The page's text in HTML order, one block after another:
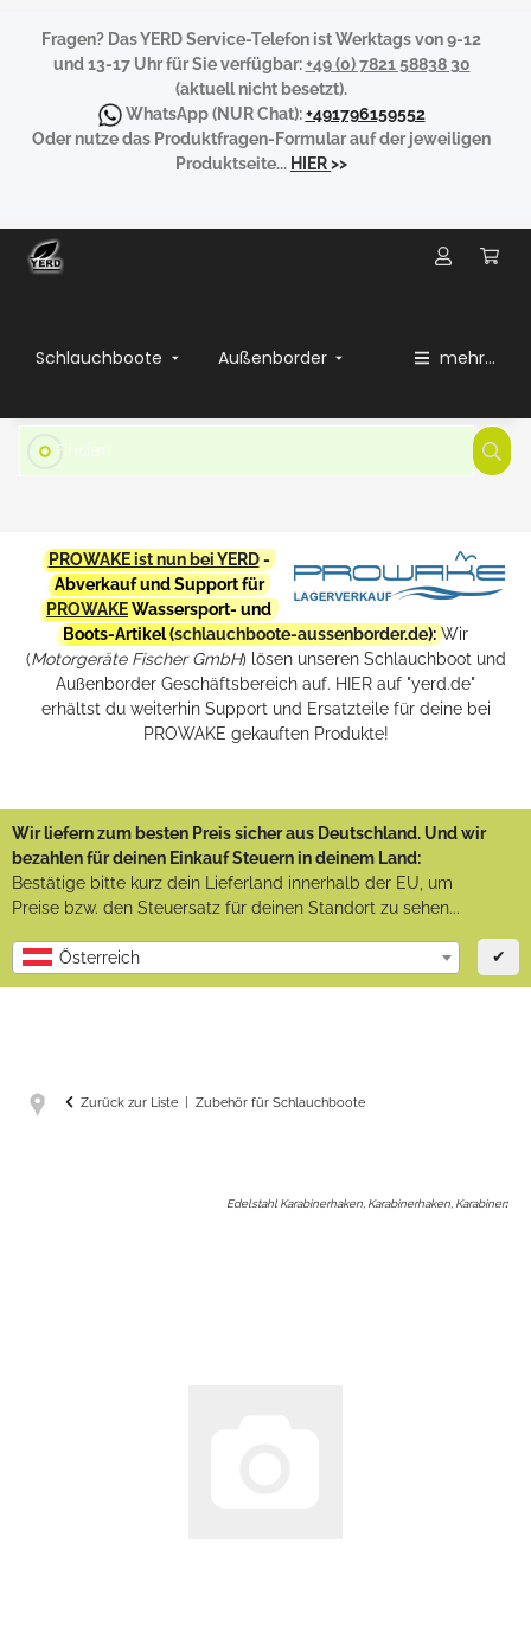
Fragen? Das YERD Service-Telefon ist Werktags von 9-12
und 13-17 Uhr für Sie verfügbar:+49 (0) 7821 58838 30
(aktuell nicht besetzt).
WhatsApp(NUR Chat):+491796159552
Oder nutze das Produktfragen-Formular auf der jeweiligen
Produktseite... HIER>>
Schlauchboote Außenborder mehr...
PROWAKE ist nun bei YERD-
Abverkauf und Support für
PROWAKEWassersport- und
Boots-Artikel (schlauchboote-aussenborder.de): Wir
(Motorgeräte Fischer GmbH) lösen unseren Schlauchboot und
Außenborder Geschäftsbereich auf. HIER auf "yerd.de"
erhältst du weiterhin Support und Ersatzteile für deine bei
PROWAKE gekauften Produkte!
Wir liefern zum besten Preis sicher aus Deutschland. Und wir
bezahlen für deinen Einkauf Steuern in deinem Land:
Bestätige bitte kurz dein Lieferland innerhalb der EU, um
Preise bzw. den Steuersatz für deinen Standort zu sehen...
Österreich ✔
Zurück zur Liste Zubehör für Schlauchboote
Edelstahl Karabinerhaken, Karabinerhaken, Karabiner: